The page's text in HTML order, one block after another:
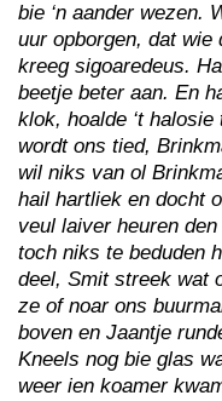
bie ‘n aander wezen.
uur opborgen, dat wie
kreeg sigoaredeus.
beetje beter aan. En
klok, hoalde ‘t halosie
wordt ons tied,
wil niks van ol
hail hartliek en docht
veul laiver heuren
toch niks te beduden
deel, Smit streek wat
ze of noar ons
boven en Jaantje
Kneels nog bie glas
weer ien koamer